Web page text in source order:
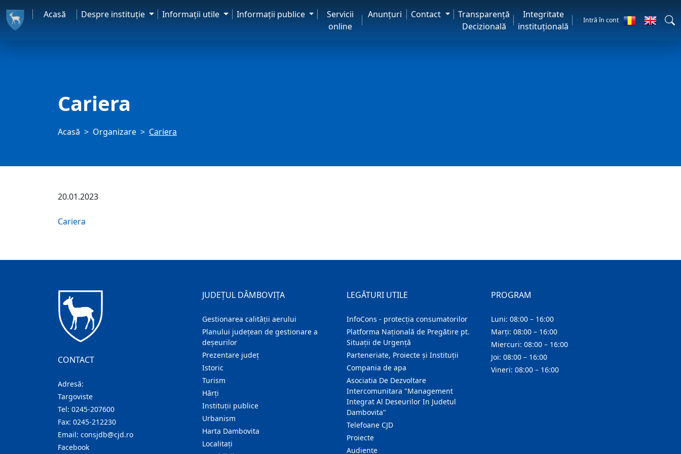
Acasă Despre instituţie Informaţii utile Informaţii publice
Servicii
online
Anunţuri Contact
Transparență
Decizională
Integritate
instituțională
Intră în cont
Cariera
Acasă Organizare Cariera
20.01.2023
Cariera
CONTACT
Adresă:
Targoviste
Tel: 0245-207600
Fax: 0245-212230
Email: consjdb@cjd.ro
Facebook
JUDEȚUL DÂMBOVIȚA
Gestionarea calității aerului
Planului județean de gestionare a
deșeurilor
Prezentare judeţ
Istoric
Turism
Hărţi
Instituţii publice
Urbanism
Harta Dambovita
Localitaţi
LEGĂTURI UTILE
InfoCons - protecția consumatorilor
Platforma Națională de Pregătire pt.
Situații de Urgență
Parteneriate, Proiecte și Instituții
Compania de apa
Asociatia De Dezvoltare
Intercomunitara "Management
Integrat Al Deseurilor In Judetul
Dambovita"
Telefoane CJD
Proiecte
Audienţe
PROGRAM
Luni: 08:00 – 16:00
Marți: 08:00 – 16:00
Miercuri: 08:00 – 16:00
Joi: 08:00 – 16:00
Vineri: 08:00 – 16:00